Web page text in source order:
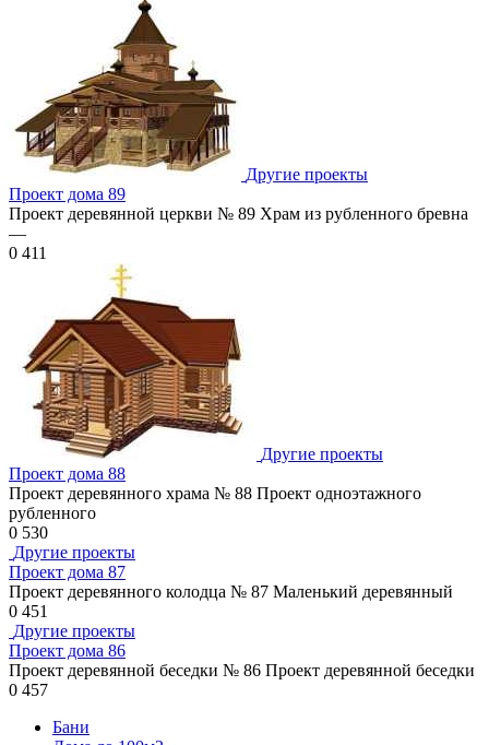
Другие проекты
Проект дома 89
Проект деревянной церкви № 89 Храм из рубленного бревна
—
0 411
Другие проекты
Проект дома 88
Проект деревянного храма № 88 Проект одноэтажного
рубленного
0 530
Другие проекты
Проект дома 87
Проект деревянного колодца № 87 Маленький деревянный
0 451
Другие проекты
Проект дома 86
Проект деревянной беседки № 86 Проект деревянной беседки
0 457
Бани